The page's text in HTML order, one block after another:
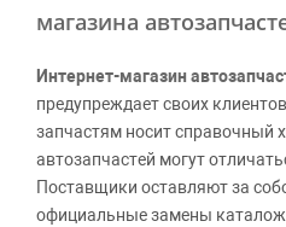
магазина
Интернет-магазин
предупреждает своих
запчастям носит справочный
автозапчастей могут
Поставщики оставляют за
официальные замены